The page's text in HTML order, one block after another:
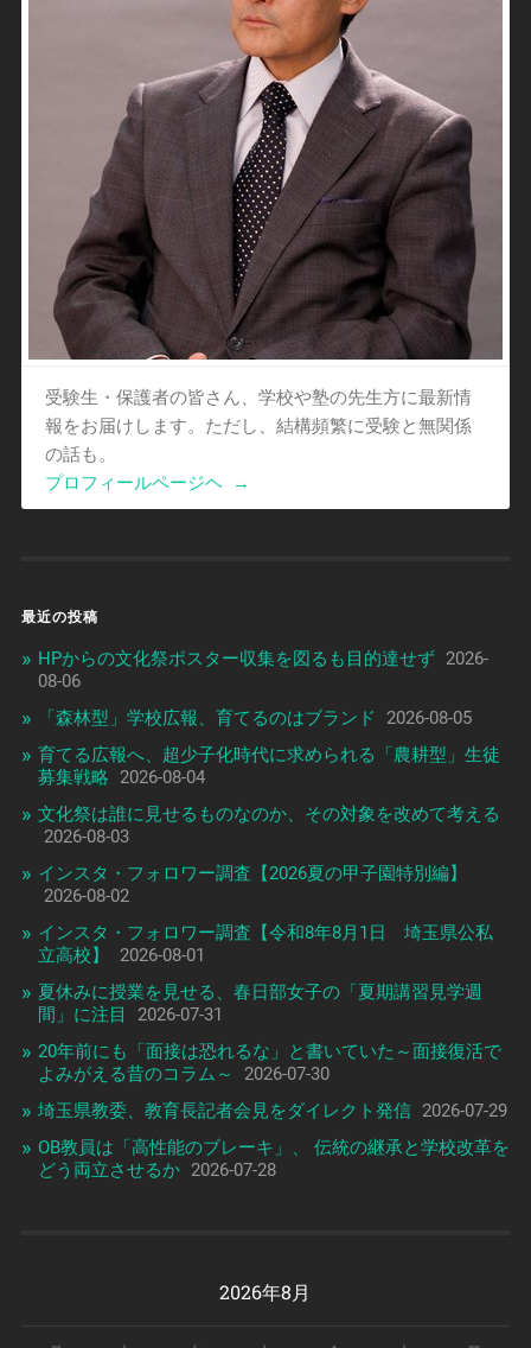
受験生・保護者の皆さん、学校や塾の先生方に最新情
報をお届けします。ただし、結構頻繁に受験と無関係
の話も。
プロフィールページヘ
→
最近の投稿
HPからの文化祭ポスター収集を図るも目的達せず
2026-
08-06
「森林型」学校広報、育てるのはブランド
2026-08-05
育てる広報へ、超少子化時代に求められる「農耕型」生徒
募集戦略
2026-08-04
文化祭は誰に見せるものなのか、その対象を改めて考える
2026-08-03
インスタ・フォロワー調査【2026夏の甲子園特別編】
2026-08-02
インスタ・フォロワー調査【令和8年8月1日 埼玉県公私
立高校】
2026-08-01
夏休みに授業を見せる、春日部女子の「夏期講習見学週
間」に注目
2026-07-31
20年前にも「面接は恐れるな」と書いていた～面接復活で
よみがえる昔のコラム～
2026-07-30
埼玉県教委、教育長記者会見をダイレクト発信 2026-07-29
OB教員は「高性能のブレーキ」、 伝統の継承と学校改革を
どう両立させるか 2026-07-28
2026年8月